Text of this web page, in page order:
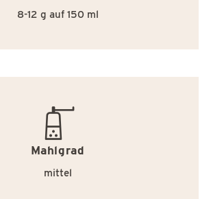
8-12 g auf 150 ml
hand_coffee_grinder
Mahlgrad
mittel